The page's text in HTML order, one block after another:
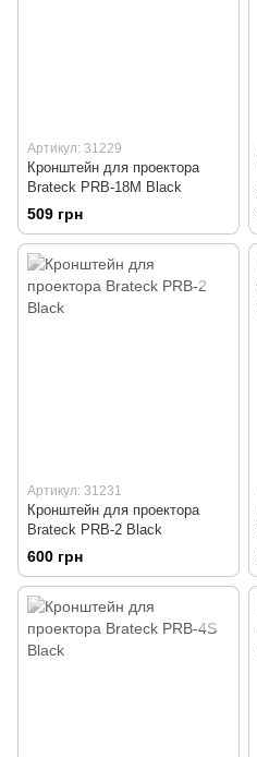
Артикул: 31229
Кронштейн для проектора
Brateck PRB-18M Black
509 грн
Артикул: 31231
Кронштейн для проектора
Brateck PRB-2 Black
600 грн